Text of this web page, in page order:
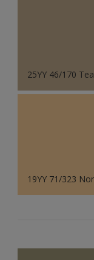
25YY 46/170
19YY 71/323